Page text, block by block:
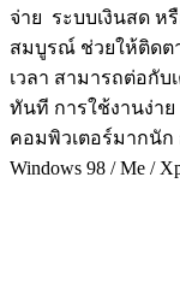
จ่าย ระบบเงินสด ห
สมบูรณ์ ช่วยให้ติดต
เวลา สามารถต่อกับ
ทันที การใช้งานง่าย
คอมพิวเตอร์มากนัก
Windows 98 / Me /